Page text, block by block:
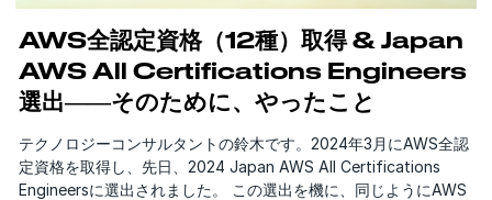
AWS全認定資格（12種）取得 & Japan
AWS All Certifications Engineers
選出――そのために、やったこと
テクノロジーコンサルタントの鈴木です。2024年3月にAWS全認
定資格を取得し、先日、2024 Japan AWS All Certifications
Engineersに選出されました。 この選出を機に、同じようにAWS